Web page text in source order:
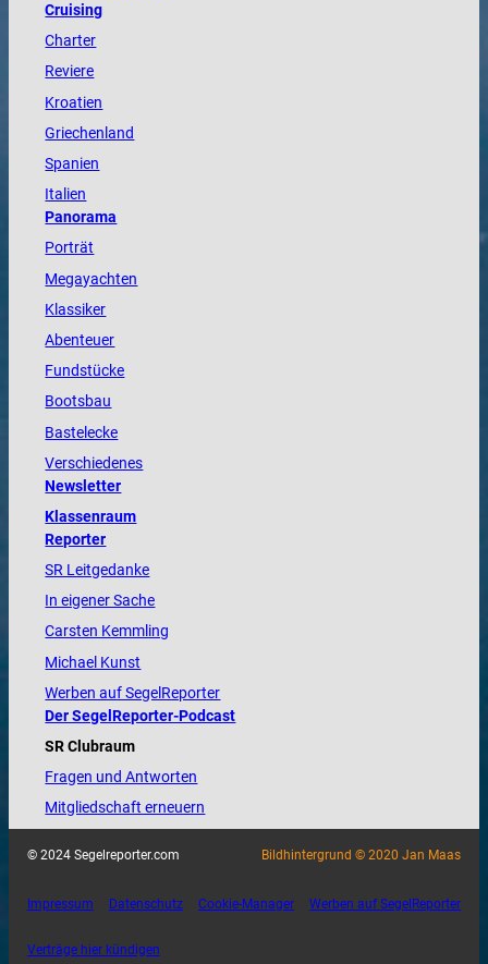
Cruising
Charter
Reviere
Kroatien
Griechenland
Spanien
Italien
Panorama
Porträt
Megayachten
Klassiker
Abenteuer
Fundstücke
Bootsbau
Bastelecke
Verschiedenes
Newsletter
Klassenraum
Reporter
SR Leitgedanke
In eigener Sache
Carsten Kemmling
Michael Kunst
Werben auf SegelReporter
Der SegelReporter-Podcast
SR Clubraum
Fragen und Antworten
Mitgliedschaft erneuern
© 2024 Segelreporter.com Bildhintergrund © 2020 Jan Maas
Impressum Datenschutz Cookie-Manager Werben auf SegelReporter
Verträge hier kündigen